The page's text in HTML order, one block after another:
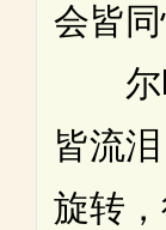
会皆同
尔时
皆流
旋转